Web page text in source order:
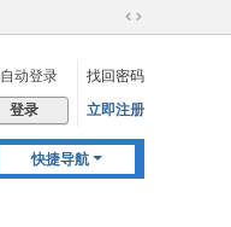
切
到
宽
自动登录
找回密码
登录 立即注册
快捷导航